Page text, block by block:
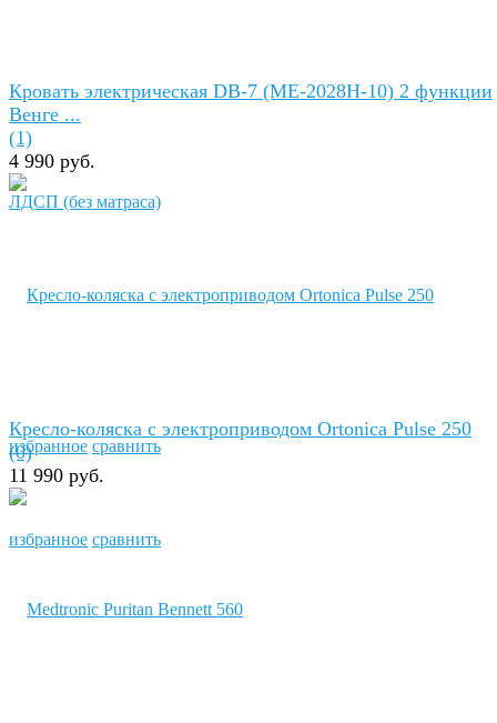
избранное сравнить
Кровать электрическая DB-7 (МЕ-2028Н-10) 2 функции
Венге ...
(1)
4 990 руб.
избранное сравнить
Кресло-коляска с электроприводом Ortonica Pulse 250
(0)
11 990 руб.